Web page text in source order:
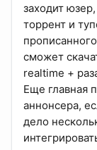
заходит
торрент и
сможет
realtime +
Еще главная
аннонсера,
дело